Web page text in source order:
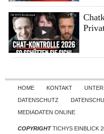
HOME KONTAKT
DATENSCHUTZ
MEDIADATEN ONLINE
COPYRIGHTTICHYS EINBLICK